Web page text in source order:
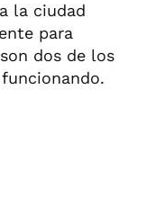
a la ciudad
para
dos de los